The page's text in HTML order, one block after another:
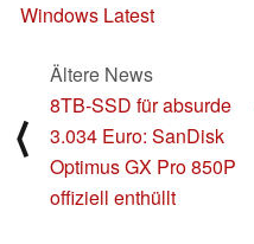
Windows Latest
⟨
Ältere News
8TB-SSD für absurde
3.034 Euro: SanDisk
Optimus GX Pro 850P
offiziell enthüllt